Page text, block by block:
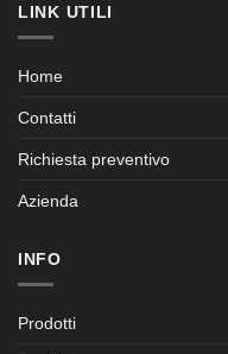
LINK UTILI
Home
Contatti
Richiesta preventivo
Azienda
INFO
Prodotti